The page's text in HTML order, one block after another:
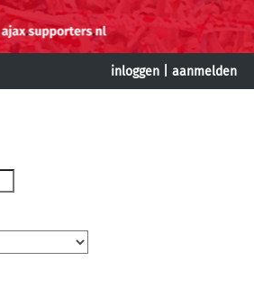
inloggen aanmelden